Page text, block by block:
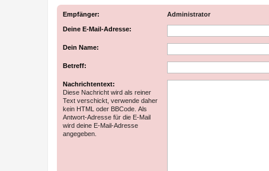
Empfänger: Administrator
Deine E-Mail-Adresse:
Dein Name:
Betreff:
Nachrichtentext:
Diese Nachricht wird als reiner
Text verschickt, verwende daher
kein HTML oder BBCode. Als
Antwort-Adresse für die E-Mail
wird deine E-Mail-Adresse
angegeben.